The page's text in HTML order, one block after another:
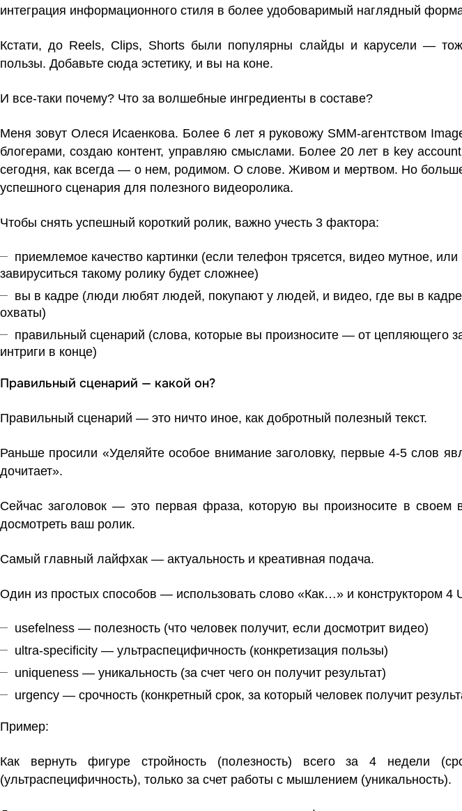
интеграция информационного стиля в более удобоваримый наглядный
Кстати, до Reels, Clips, Shorts были популярны слайды и карусели —
пользы. Добавьте сюда эстетику, и вы на коне.
И все-таки почему? Что за волшебные ингредиенты в составе?
Меня зовут Олеся Исаенкова. Более 6 лет я руковожу SMM-агентством
блогерами, создаю контент, управляю смыслами. Более 20 лет в key
сегодня, как всегда — о нем, родимом. О слове. Живом и мертвом. Но
успешного сценария для полезного видеоролика.
Чтобы снять успешный короткий ролик, важно учесть 3 фактора:
приемлемое качество картинки (если телефон трясется, видео мутное,
завируситься такому ролику будет сложнее)
вы в кадре (люди любят людей, покупают у людей, и видео, где вы в кадре
охваты)
правильный сценарий (слова, которые вы произносите — от цепляющего
интриги в конце)
Правильный сценарий — какой он?
Правильный сценарий — это ничто иное, как добротный полезный текст.
Раньше просили «Уделяйте особое внимание заголовку, первые 4-5 слов
дочитает».
Сейчас заголовок — это первая фраза, которую вы произносите в своем
досмотреть ваш ролик.
Самый главный лайфхак — актуальность и креативная подача.
Один из простых способов — использовать слово «Как…» и конструктором 4
usefelness — полезность (что человек получит, если досмотрит видео)
ultra-specificity — ультраспецифичность (конкретизация пользы)
uniqueness — уникальность (за счет чего он получит результат)
urgency — срочность (конкретный срок, за который человек получит
Пример:
Как вернуть фигуре стройность (полезность) всего за 4 недели
(ультраспецифичность), только за счет работы с мышлением (уникальность).